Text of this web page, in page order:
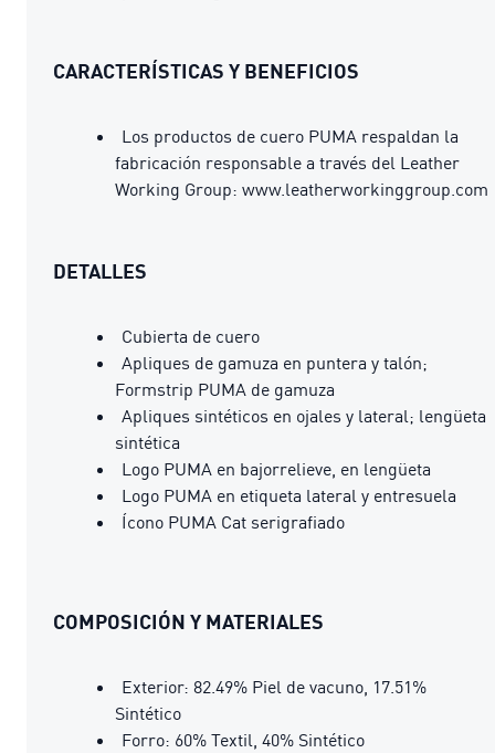
CARACTERÍSTICAS Y BENEFICIOS
Los productos de cuero PUMA respaldan la
fabricación responsable a través del Leather
Working Group: www.leatherworkinggroup.com
DETALLES
Cubierta de cuero
Apliques de gamuza en puntera y talón;
Formstrip PUMA de gamuza
Apliques sintéticos en ojales y lateral; lengüeta
sintética
Logo PUMA en bajorrelieve, en lengüeta
Logo PUMA en etiqueta lateral y entresuela
Ícono PUMA Cat serigrafiado
COMPOSICIÓN Y MATERIALES
Exterior: 82.49% Piel de vacuno, 17.51%
Sintético
Forro: 60% Textil, 40% Sintético